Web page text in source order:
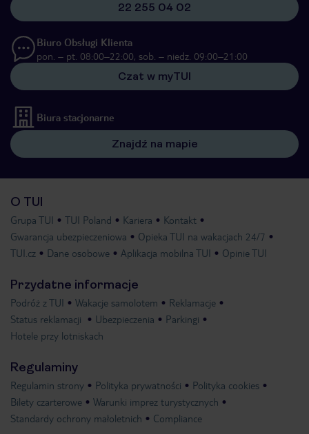
22 255 04 02
Biuro Obsługi Klienta
pon. – pt. 08:00–22:00, sob. – niedz. 09:00–21:00
Czat w myTUI
Biura stacjonarne
Znajdź na mapie
O TUI
Grupa TUI TUI Poland Kariera
Kontakt
Gwarancja ubezpieczeniowa
Opieka TUI na wakacjach 24/7
TUI.cz
Dane osobowe Aplikacja mobilna TUI Opinie TUI
Przydatne informacje
Podróż z TUI Wakacje samolotem
Reklamacje
Status reklamacji
Ubezpieczenia
Parkingi
Hotele przy lotniskach
Regulaminy
Regulamin strony Polityka prywatności
Polityka cookies
Bilety czarterowe
Warunki imprez turystycznych
Standardy ochrony małoletnich
Compliance